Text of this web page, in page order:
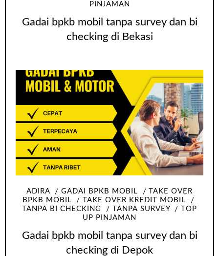
PINJAMAN
Gadai bpkb mobil tanpa survey dan bi
checking di Bekasi
ADIRA GADAI BPKB MOBIL
TAKE OVER
BPKB MOBIL
TAKE OVER KREDIT MOBIL
TANPA BI CHECKING
TANPA SURVEY
TOP
UP PINJAMAN
Gadai bpkb mobil tanpa survey dan bi
checking di Depok